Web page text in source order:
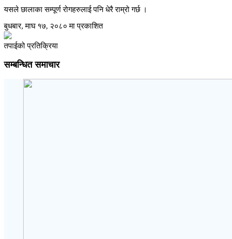
यसले छालाका सम्पूर्ण रोगहरुलाई पनि धेरै राम्रो गर्छ ।
बुधबार, माघ १७, २०८० मा प्रकाशित
तपाईको प्रतिक्रिया
सम्बन्धित समाचार